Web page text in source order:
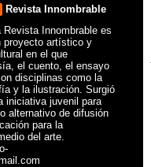
Revista Innombrable
Revista Innombrable es
proyecto artístico y
en el que
el cuento, el ensayo
disciplinas como la
y la ilustración. Surgió
iniciativa juvenil para
alternativo de difusión
para la
del arte.